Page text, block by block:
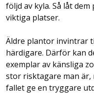
följd av kyla. Så låt
viktiga platser.
Äldre plantor invintrar
härdigare. Därför kan
exemplar av känsliga
stor risktagare man är,
fallet ge en tryggare